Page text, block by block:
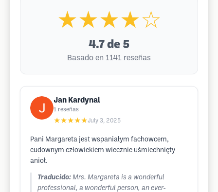
★★★★☆
4.7 de 5
Basado en 1141 reseñas
Jan Kardynal
1 reseñas
★★★★★July 3, 2025
Pani Margareta jest wspaniałym fachowcem,
cudownym człowiekiem wiecznie uśmiechnięty
anioł.
Traducido: Mrs. Margareta is a wonderful
professional, a wonderful person, an ever-